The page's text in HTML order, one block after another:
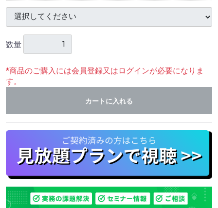
数量
*商品のご購入には会員登録又はログインが必要になりま
す。
カートに入れる